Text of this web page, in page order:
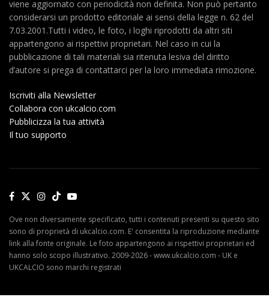
viene aggiornato con periodicità non definita. Non può pertanto
considerarsi un prodotto editoriale ai sensi della legge n. 62 del
7.03.2001.Tutti i video, le foto, i loghi riprodotti da altri siti
appartengono ai rispettivi proprietari. Nel caso in cui la
pubblicazione di tali materiali sia ritenuta lesiva del diritto
d’autore si prega di contattarci per la loro immediata rimozione.
Iscriviti alla Newsletter
Collabora con ukcalcio.com
Pubblicizza la tua attività
Il tuo supporto
Ove non diversamente specificato, tutti i contenuti presenti su questo sito
sono di proprietà di ukcalcio.com. E' consentita la riproduzione mediante
link alla fonte originale. Le foto appartengono ai rispettivi proprietari ed
hanno solo scopo illustrativo. 2009-2026 - www.ukcalcio.com - UK e
UKCALCIO sono marchi registrati